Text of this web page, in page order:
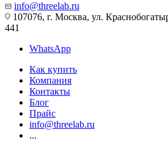
info@threelab.ru
107076, г. Москва, ул.
441
WhatsApp
Как купить
Компания
Контакты
Блог
Прайс
info@threelab.ru
...